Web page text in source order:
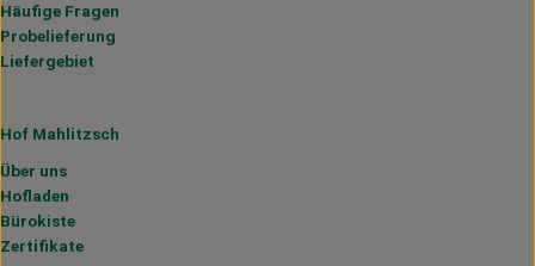
Häufige Fragen
Probelieferung
Liefergebiet
Hof Mahlitzsch
Über uns
Hofladen
Bürokiste
Zertifikate